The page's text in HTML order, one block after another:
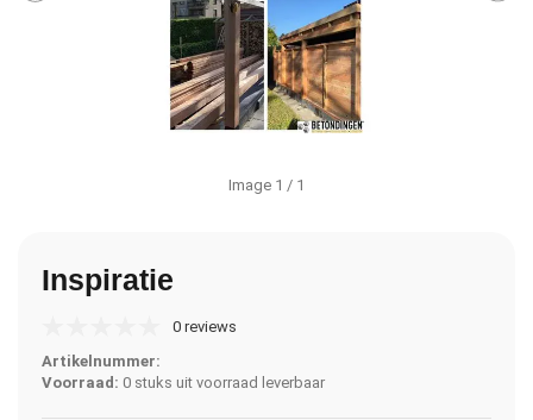
Image 1 / 1
Inspiratie
0 reviews
Artikelnummer:
Voorraad: 0 stuks uit voorraad leverbaar